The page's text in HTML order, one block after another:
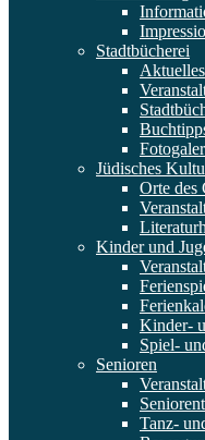
Stadtbücherei
Aktuelles
Jüdisches
Orte des
Kinder und
Kinder-
Spiel-
Senioren
Tanz-